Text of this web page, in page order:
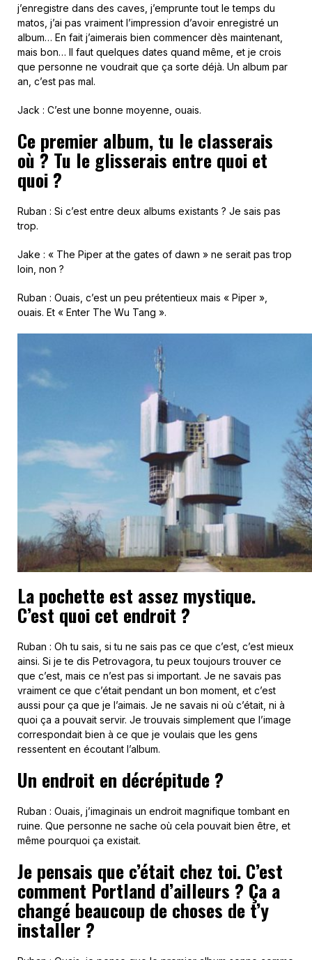
j’enregistre dans des caves, j’emprunte tout le temps du
matos, j’ai pas vraiment l’impression d’avoir enregistré un
album… En fait j’aimerais bien commencer dès maintenant,
mais bon… Il faut quelques dates quand même, et je crois
que personne ne voudrait que ça sorte déjà. Un album par
an, c’est pas mal.
Jack : C’est une bonne moyenne, ouais.
Ce premier album, tu le classerais
où ? Tu le glisserais entre quoi et
quoi ?
Ruban : Si c’est entre deux albums existants ? Je sais pas
trop.
Jake : « The Piper at the gates of dawn » ne serait pas trop
loin, non ?
Ruban : Ouais, c’est un peu prétentieux mais « Piper »,
ouais. Et « Enter The Wu Tang ».
La pochette est assez mystique.
C’est quoi cet endroit ?
Ruban : Oh tu sais, si tu ne sais pas ce que c’est, c’est mieux
ainsi. Si je te dis Petrovagora, tu peux toujours trouver ce
que c’est, mais ce n’est pas si important. Je ne savais pas
vraiment ce que c’était pendant un bon moment, et c’est
aussi pour ça que je l’aimais. Je ne savais ni où c’était, ni à
quoi ça a pouvait servir. Je trouvais simplement que l’image
correspondait bien à ce que je voulais que les gens
ressentent en écoutant l’album.
Un endroit en décrépitude ?
Ruban : Ouais, j’imaginais un endroit magnifique tombant en
ruine. Que personne ne sache où cela pouvait bien être, et
même pourquoi ça existait.
Je pensais que c’était chez toi. C’est
comment Portland d’ailleurs ? Ça a
changé beaucoup de choses de t’y
installer ?